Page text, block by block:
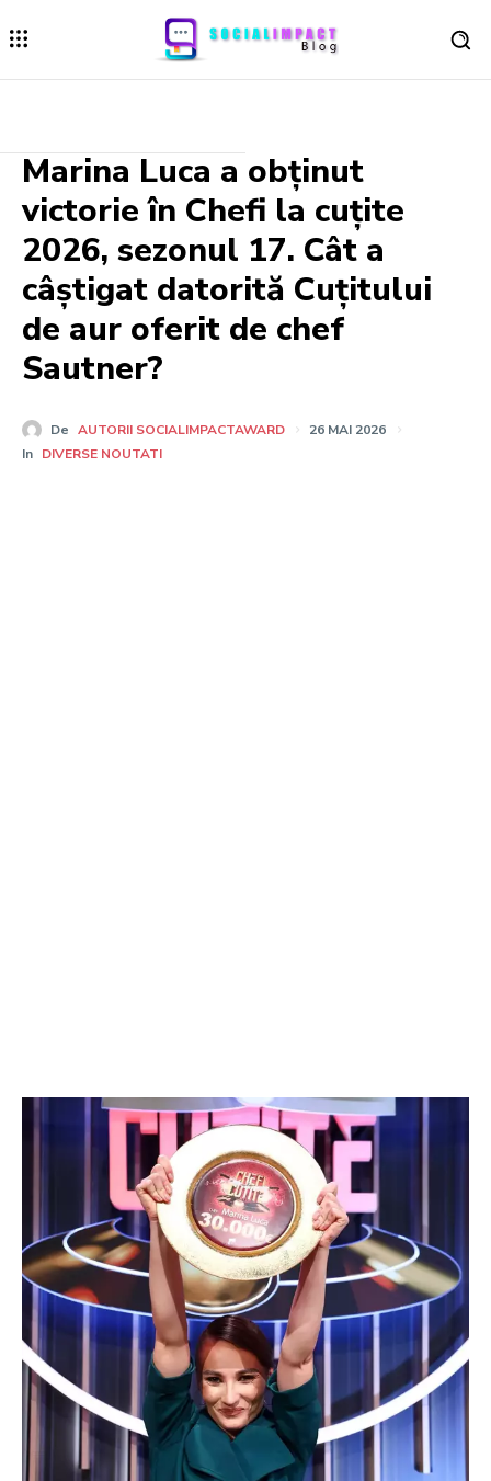
Marina Luca a obținut
victorie în Chefi la cuțite
2026, sezonul 17. Cât a
câștigat datorită Cuțitului
de aur oferit de chef
Sautner?
De AUTORII SOCIALIMPACTAWARD
26 MAI 2026
In DIVERSE NOUTATI